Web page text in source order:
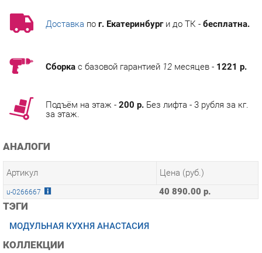
АНАЛОГИ
Артикул
u-0266667 40 890.00 р.
ТЭГИ
МОДУЛЬНАЯ КУХНЯ АНАСТАСИЯ
КОЛЛЕКЦИИ
ГОТОВЫЕ КОМПЛЕКТЫ АНАСТАСИЯ